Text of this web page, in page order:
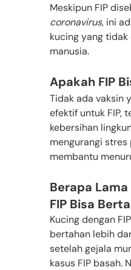
Meskipun FIP
coronavirus, ini
kucing yang
manusia.
Apakah FIP
Tidak ada vaksin
efektif untuk FIP,
kebersihan
mengurangi
membantu
Berapa
FIP Bisa
Kucing dengan
bertahan lebih
setelah gejala
kasus FIP basah.